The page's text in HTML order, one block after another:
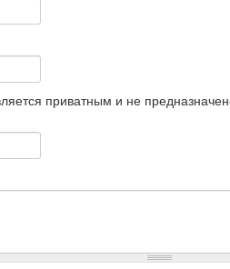
приватным и не